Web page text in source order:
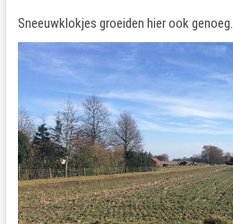
Sneeuwklokjes groeiden hier ook genoeg.